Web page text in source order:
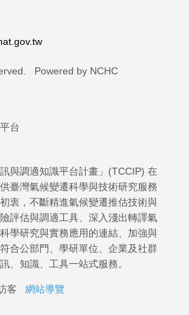
Powered by NCHC
台
與調適知識平台計畫」(TCCIP) 在
臺灣氣候變遷科學與技術研究服務
衷，不斷精進氣候變遷推估技術與
評估與調適工具、深入淺出轉譯氣
學研究與實務應用的連結、加強與
合公部門、學研單位、企業及社群
、知識、工具一站式服務。
客 網站導覽